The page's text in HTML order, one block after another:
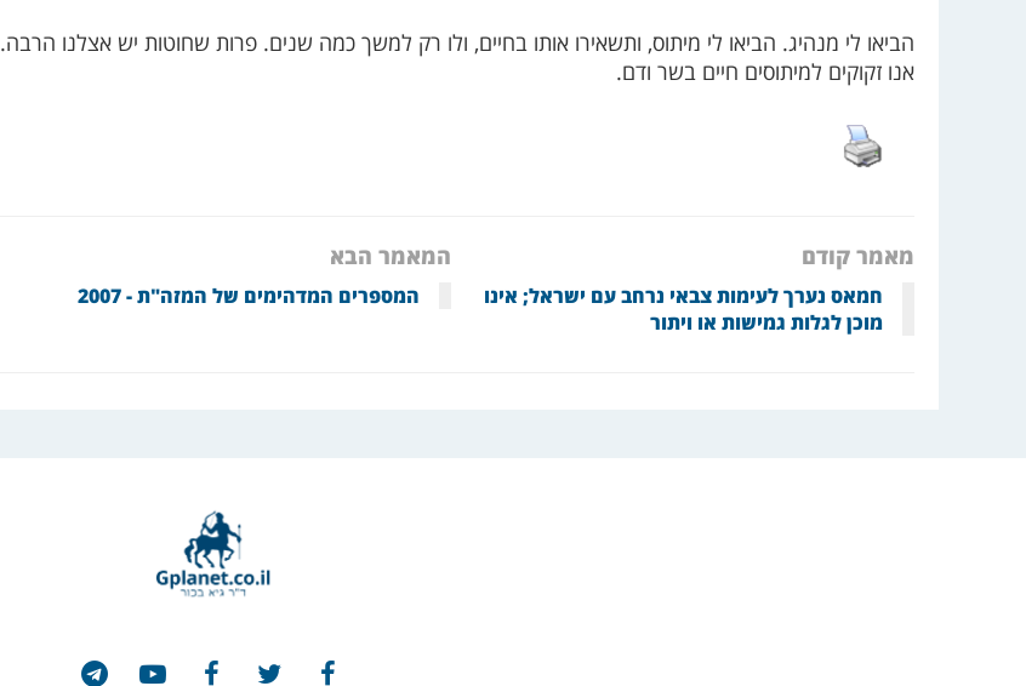
הביאו לי מנהיג. הביאו לי מיתוס, ותשאירו אותו בחיים, ולו רק למשך כמה שנים. פרות שחוטות יש אצלנו הרבה.
אנו זקוקים למיתוסים חיים בשר ודם.
מאמר קודם
חמאס נערך לעימות צבאי נרחב עם ישראל; אינו
מוכן לגלות גמישות או ויתור
המאמר הבא
המספרים המדהימים של המזה"ת - 2007